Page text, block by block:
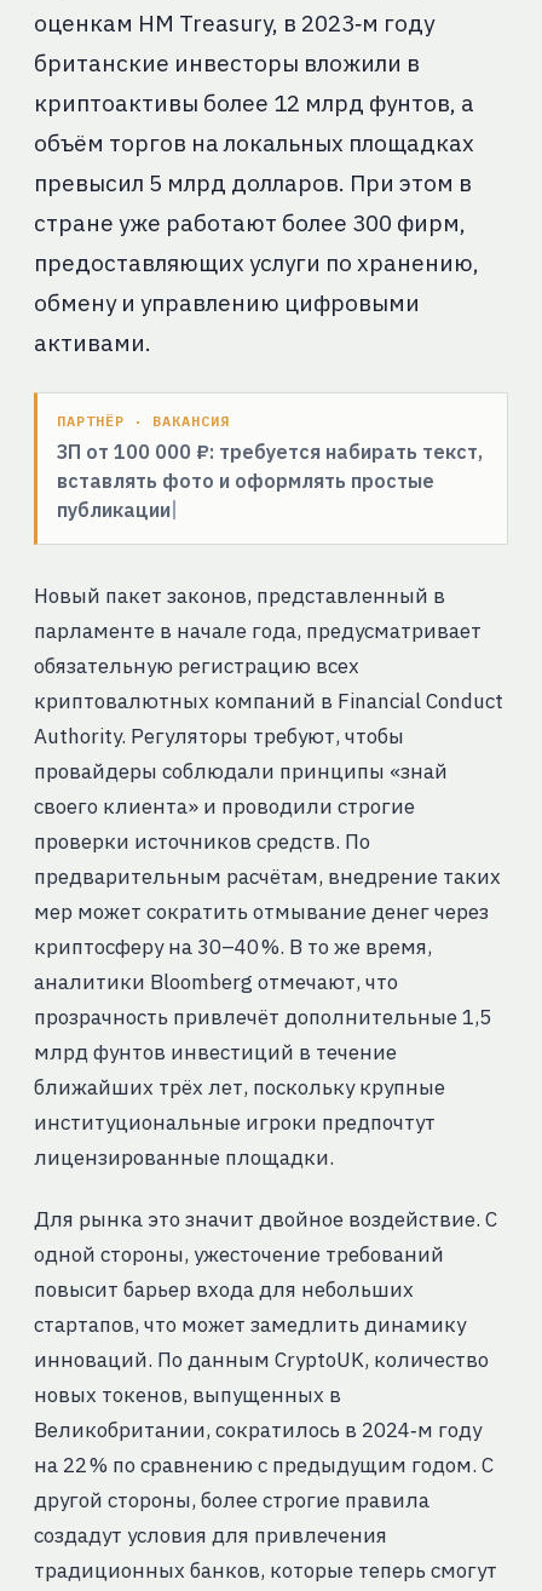
оценкам HM Treasury, в 2023‑м году
британские инвесторы вложили в
криптоактивы более 12 млрд фунтов, а
объём торгов на локальных площадках
превысил 5 млрд долларов. При этом в
стране уже работают более 300 фирм,
предоставляющих услуги по хранению,
обмену и управлению цифровыми
активами.
ПАРТНЁР · ВАКАНСИЯ
ЗП от 100 000 ₽: требуется набирать текст,
вставлять фото и оформлять простые
публикации
Новый пакет законов, представленный в
парламенте в начале года, предусматривает
обязательную регистрацию всех
криптовалютных компаний в Financial Conduct
Authority. Регуляторы требуют, чтобы
провайдеры соблюдали принципы «знай
своего клиента» и проводили строгие
проверки источников средств. По
предварительным расчётам, внедрение таких
мер может сократить отмывание денег через
криптосферу на 30–40 %. В то же время,
аналитики Bloomberg отмечают, что
прозрачность привлечёт дополнительные 1,5
млрд фунтов инвестиций в течение
ближайших трёх лет, поскольку крупные
институциональные игроки предпочтут
лицензированные площадки.
Для рынка это значит двойное воздействие. С
одной стороны, ужесточение требований
повысит барьер входа для небольших
стартапов, что может замедлить динамику
инноваций. По данным CryptoUK, количество
новых токенов, выпущенных в
Великобритании, сократилось в 2024‑м году
на 22 % по сравнению с предыдущим годом. С
другой стороны, более строгие правила
создадут условия для привлечения
традиционных банков, которые теперь смогут